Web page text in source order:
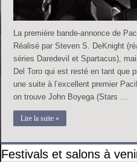
La première bande-annonce de
Réalisé par Steven S. DeKnight
séries Daredevil et Spartacus),
Del Toro qui est resté en tant que
une suite à l’excellent premier
on trouve John Boyega (Stars …
Lire la suite »
Festivals et salons à